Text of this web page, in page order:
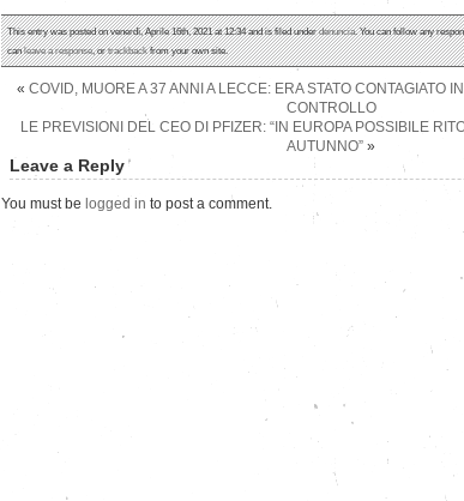
This entry was posted on venerdì, Aprile 16th, 2021 at 12:34 and is filed underdenuncia. You can follow any
canleave a response, ortrackbackfrom your own site.
« COVID, MUORE A 37 ANNI A LECCE: ERA STATO CONTAGIATO
CONTROLLO
LE PREVISIONI DEL CEO DI PFIZER: “IN EUROPA POSSIBILE
AUTUNNO” »
Leave a Reply
You must be logged in to post a comment.